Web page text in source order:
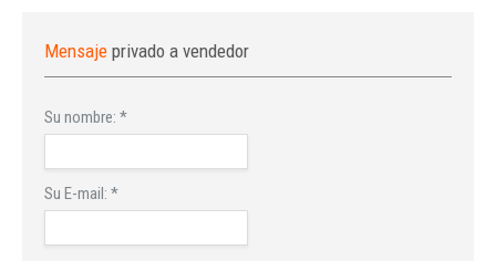
Mensaje privado a vendedor
Su nombre: *
Su E-mail: *